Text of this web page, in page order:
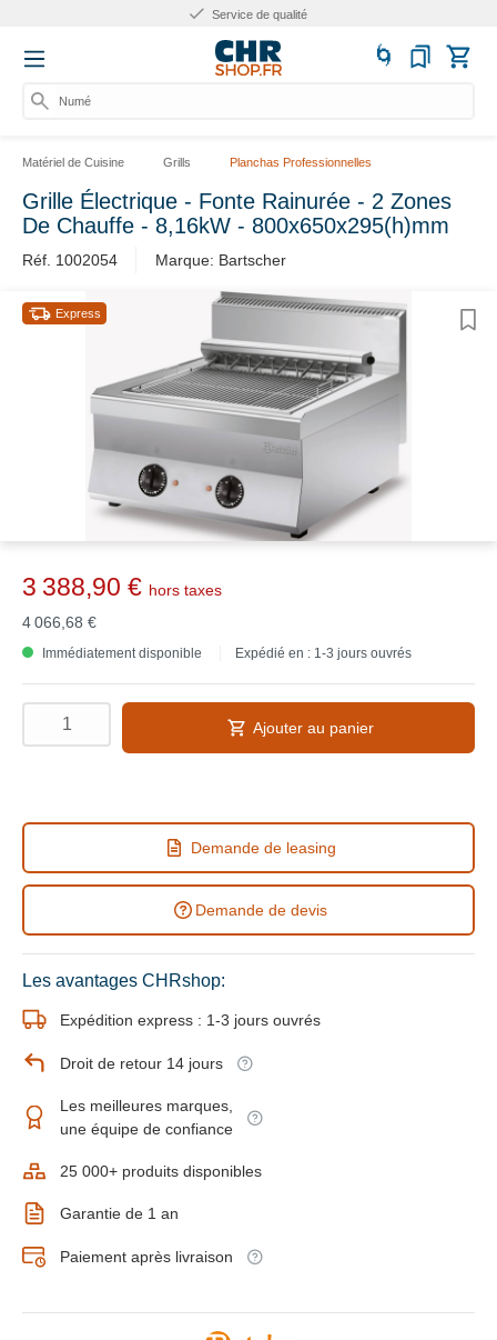
Service de qualité
Numéro
Matériel de Cuisine Grills Planchas Professionnelles
Grille Électrique - Fonte Rainurée - 2 Zones
De Chauffe - 8,16kW - 800x650x295(h)mm
Réf. 1002054 Marque: Bartscher
Express
3 388,90 € hors taxes
4 066,68 €
Immédiatement disponible Expédié en : 1-3 jours ouvrés
Ajouter au panier
Demande de leasing
Demande de devis
Les avantages CHRshop:
Expédition express : 1-3 jours ouvrés
Droit de retour 14 jours
Les meilleures marques,
une équipe de confiance
25 000+ produits disponibles
Garantie de 1 an
Paiement après livraison